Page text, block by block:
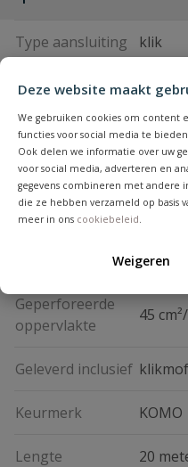
Deze website maakt
We gebruiken cookies om content
functies voor social media te
Ook delen we informatie over uw
voor social media, adverteren en
gegevens combineren met andere
die ze hebben verzameld op basis
meer in ons cookiebeleid.
Weigeren
Type aansluiting klik
Aantal perforaties202
Binnendiameter 182 mm
Buigstraal 0,4 mm
Diameter
zwart
Geperforeerde
oppervlakte
45
Geleverd inclusief klikmof
Keurmerk KOMO
Lengte 20